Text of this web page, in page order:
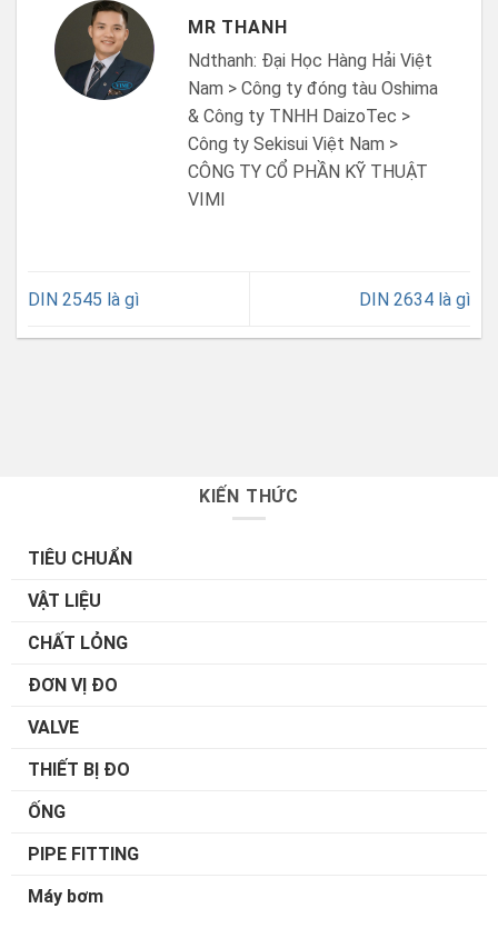
MR THANH
Ndthanh: Đại Học Hàng Hải Việt
Nam > Công ty đóng tàu Oshima
& Công ty TNHH DaizoTec >
Công ty Sekisui Việt Nam >
CÔNG TY CỔ PHẦN KỸ THUẬT
VIMI
DIN 2545 là gì DIN 2634 là gì
KIẾN THỨC
TIÊU CHUẨN
VẬT LIỆU
CHẤT LỎNG
ĐƠN VỊ ĐO
VALVE
THIẾT BỊ ĐO
ỐNG
PIPE FITTING
Máy bơm